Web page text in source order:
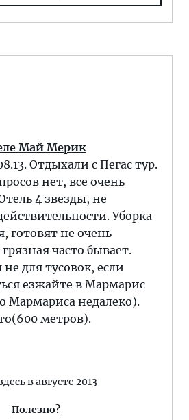
Май Мерик
Отдыхали с Пегас тур.
нет, все очень
4 звезды, не
Уборка
готовят не очень
часто бывает.
для тусовок, если
езжайте в Мармарис
Мармариса недалеко).
метров).
в августе 2013
Полезно?